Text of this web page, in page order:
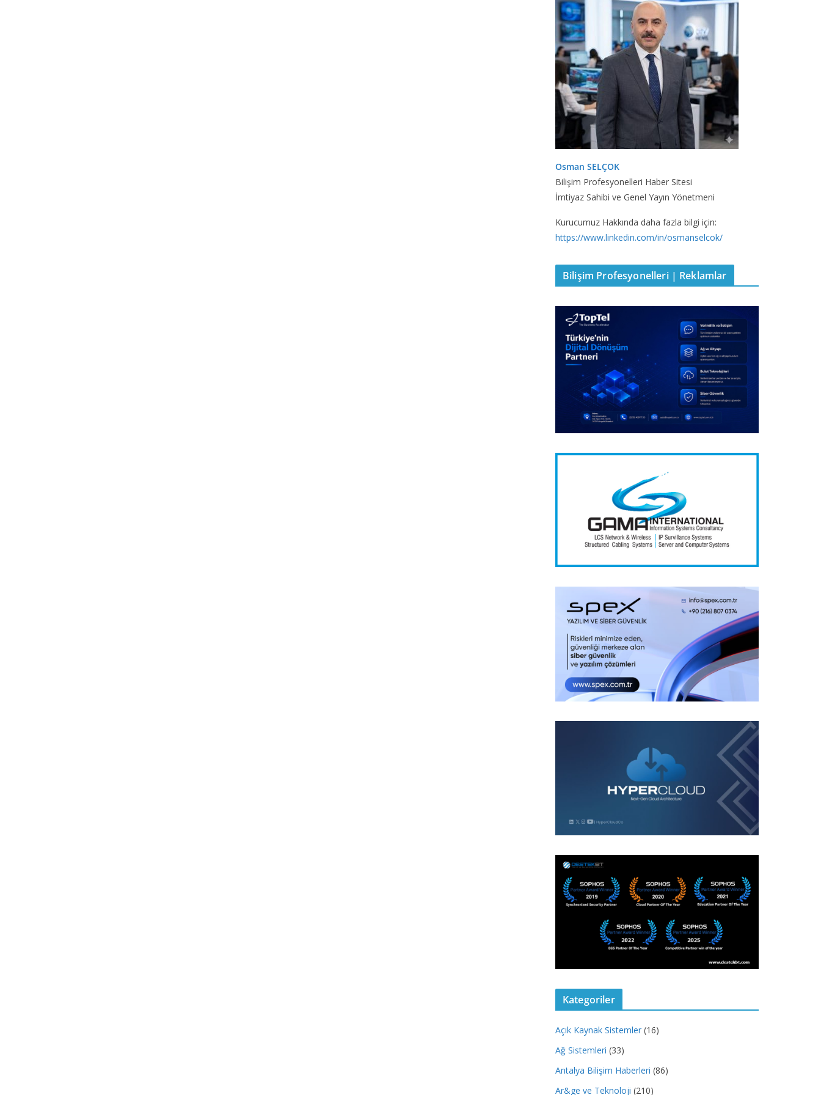
Osman SELÇOK
Bilişim Profesyonelleri Haber Sitesi
İmtiyaz Sahibi ve Genel Yayın Yönetmeni
Kurucumuz Hakkında daha fazla bilgi için:
https://www.linkedin.com/in/osmanselcok/
Bilişim Profesyonelleri | Reklamlar
Kategoriler
Açık Kaynak Sistemler (16)
Ağ Sistemleri (33)
Antalya Bilişim Haberleri (86)
Ar&ge ve Teknoloji (210)